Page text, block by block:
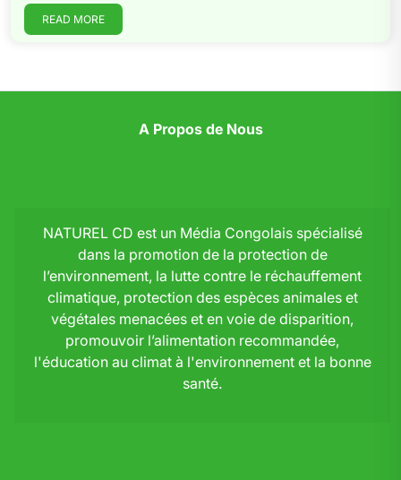
READ MORE
A Propos de Nous
NATUREL CD est un Média Congolais spécialisé
dans la promotion de la protection de
l’environnement, la lutte contre le réchauffement
climatique, protection des espèces animales et
végétales menacées et en voie de disparition,
promouvoir l’alimentation recommandée,
l'éducation au climat à l'environnement et la bonne
santé.